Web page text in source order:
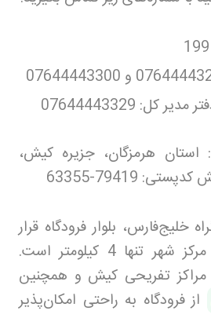
کل: 07644443329
هرمزگان، جزیره کیش،
79419-63355
خلیج‌فارس، بلوار فرودگاه قرار
دارد و فاصله آن تا مرکز شهر تنها 4 کیلومتر است.
تفریحی کیش و همچنین
از فرودگاه به راحتی امکان‌پذیر